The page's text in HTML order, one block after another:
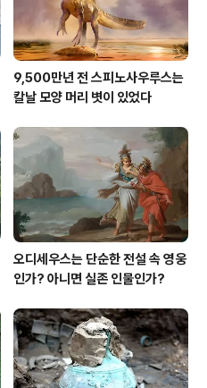
9,500만년 전 스피노사우루스는
칼날 모양 머리 볏이 있었다
오디세우스는 단순한 전설 속 영웅
인가? 아니면 실존 인물인가?